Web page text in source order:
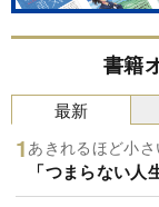
書籍
最新
あきれるほど小
「つまらない